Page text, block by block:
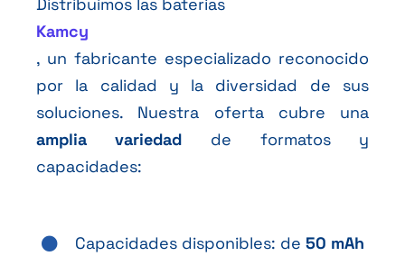
Kamcy
, un fabricante especializado reconocido
por la calidad y la diversidad de sus
soluciones. Nuestra oferta cubre una
amplia variedad de formatos y
capacidades:
Capacidades disponibles: de50 mAh